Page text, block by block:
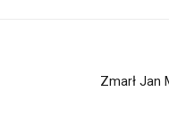
Zmarł Jan